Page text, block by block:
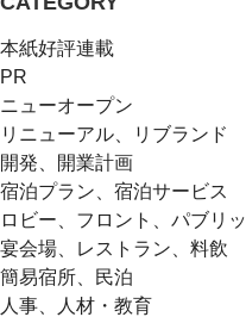
本紙好評連載
PR
ニューオープン
リニューアル、リブランド
開発、開業計画
宿泊プラン、宿泊サービス
ロビー、フロント、パブリ
宴会場、レストラン、料飲
簡易宿所、民泊
人事、人材・教育